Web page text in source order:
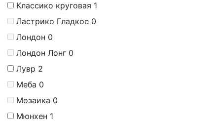
Классико круговая 1
Ластрико Гладкое 0
Лондон 0
Лондон Лонг 0
Лувр 2
Меба 0
Мозаика 0
Мюнхен 1